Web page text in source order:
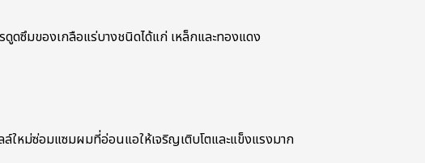
ดูดซึมของเกลือแร่บางชนิดได้แก่ เหล็กและทองแดง
ใหม่ซ่อมแซมผมที่อ่อนแอให้เจริญเติบโตและแข็งแรงมาก